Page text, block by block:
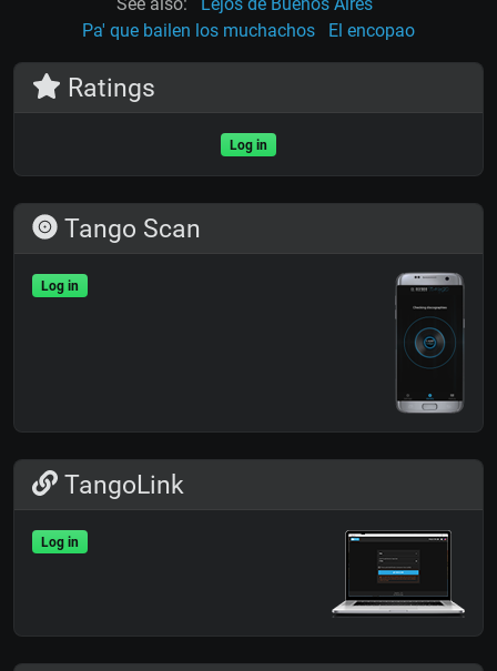
Pa' que bailen los muchachos
El encopao
Ratings
Log in
Tango Scan
Log in
TangoLink
Log in